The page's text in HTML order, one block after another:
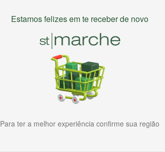
Estamos felizes em te receber de novo
Para ter a melhor experiência confirme sua região